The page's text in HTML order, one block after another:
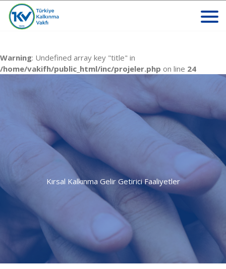
Warning: Undefined array key "title" in
/home/vakifh/public_html/inc/projeler.php on line 24
Kırsal Kalkınma Gelir Getirici Faaliyetler